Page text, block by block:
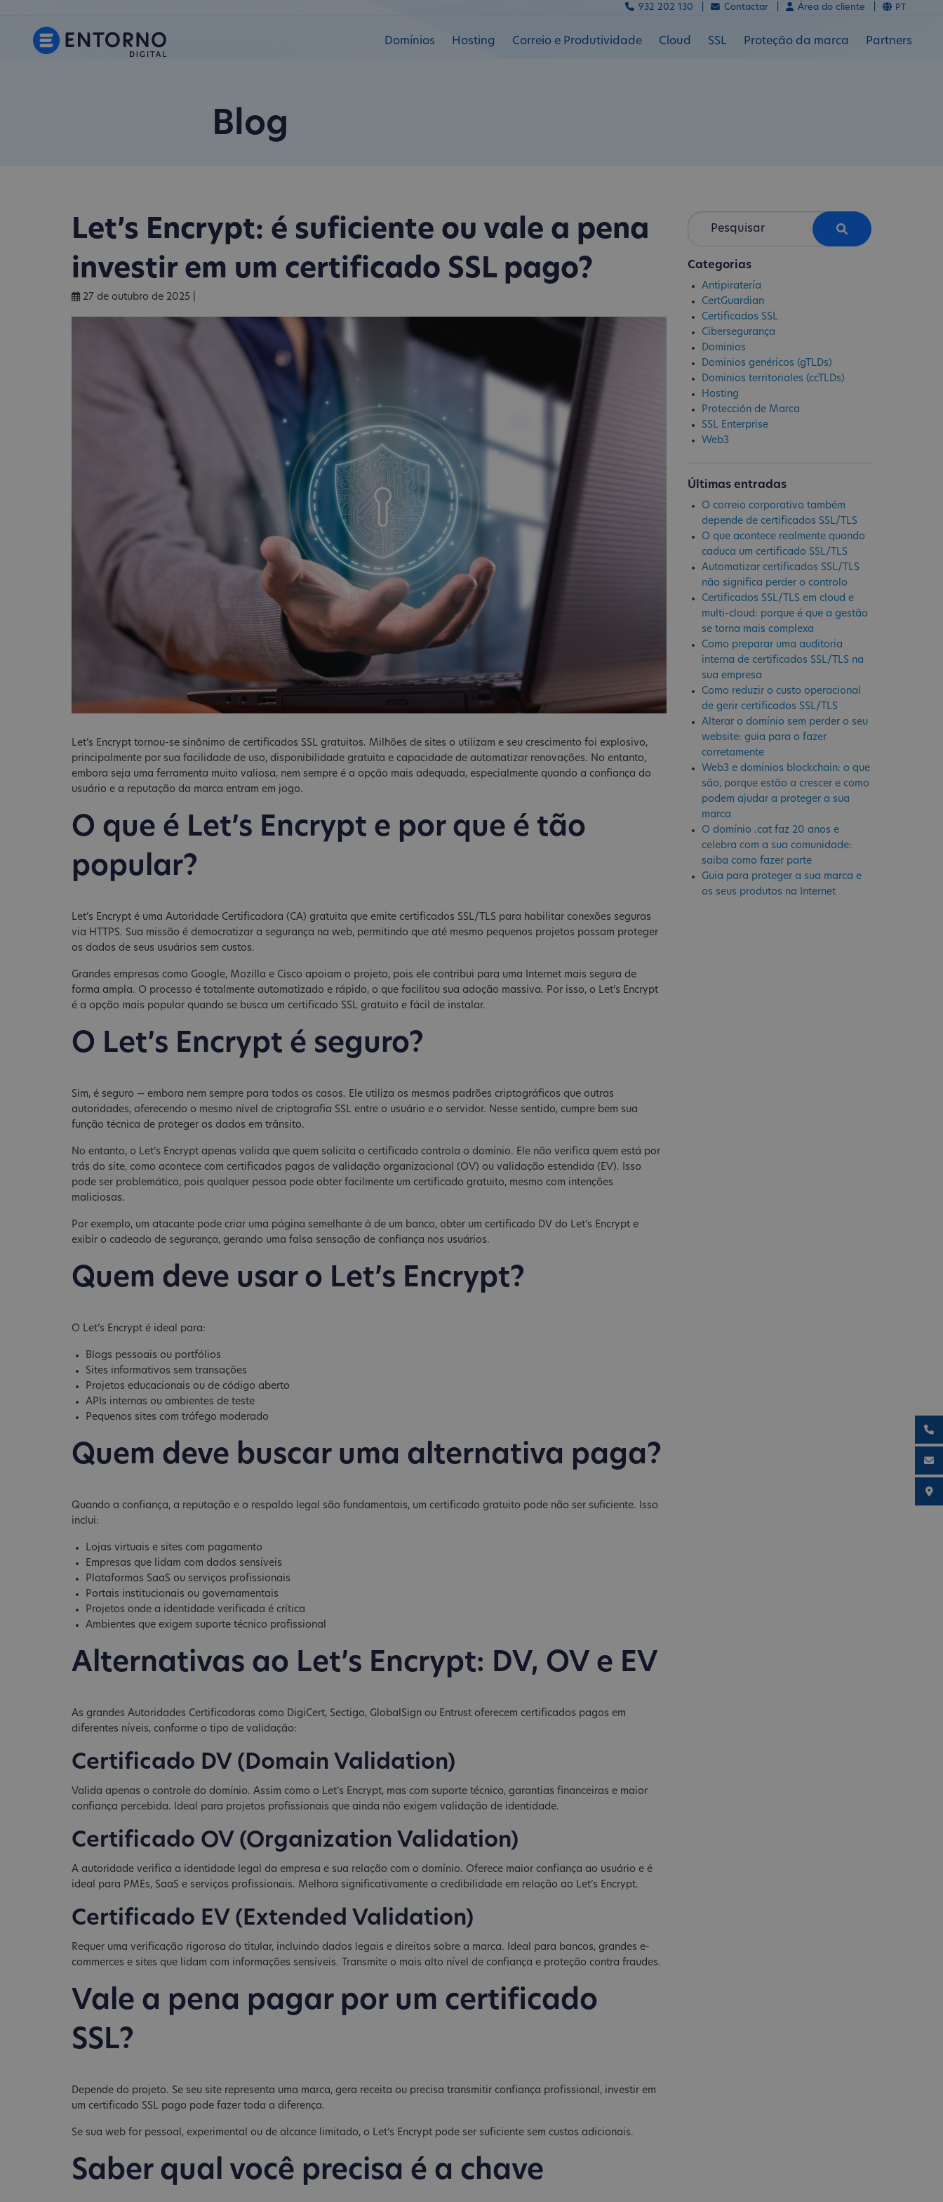
Domínios Hosting Correio e Produtividade Cloud SSL Proteção da marca Partners
932 202 130 | Contactar | Área do cliente | PT
Blog
Let’s Encrypt: é suficiente ou vale a pena
investir em um certificado SSL pago?
27 de outubro de 2025
Let’s Encrypt tornou-se sinônimo de certificados SSL gratuitos. Milhões de sites o utilizam e seu crescimento foi explosivo,
principalmente por sua facilidade de uso, disponibilidade gratuita e capacidade de automatizar renovações. No entanto,
embora seja uma ferramenta muito valiosa, nem sempre é a opção mais adequada, especialmente quando a confiança do
usuário e a reputação da marca entram em jogo.
O que é Let’s Encrypt e por que é tão
popular?
Let’s Encrypt é uma Autoridade Certificadora (CA) gratuita que emite certificados SSL/TLS para habilitar conexões seguras
via HTTPS. Sua missão é democratizar a segurança na web, permitindo que até mesmo pequenos projetos possam proteger
os dados de seus usuários sem custos.
Grandes empresas como Google, Mozilla e Cisco apoiam o projeto, pois ele contribui para uma Internet mais segura de
forma ampla. O processo é totalmente automatizado e rápido, o que facilitou sua adoção massiva. Por isso, o Let’s Encrypt
é a opção mais popular quando se busca um certificado SSL gratuito e fácil de instalar.
O Let’s Encrypt é seguro?
Sim, é seguro — embora nem sempre para todos os casos. Ele utiliza os mesmos padrões criptográficos que outras
autoridades, oferecendo o mesmo nível de criptografia SSL entre o usuário e o servidor. Nesse sentido, cumpre bem sua
função técnica de proteger os dados em trânsito.
No entanto, o Let’s Encrypt apenas valida que quem solicita o certificado controla o domínio. Ele não verifica quem está por
trás do site, como acontece com certificados pagos de validação organizacional (OV) ou validação estendida (EV). Isso
pode ser problemático, pois qualquer pessoa pode obter facilmente um certificado gratuito, mesmo com intenções
maliciosas.
Por exemplo, um atacante pode criar uma página semelhante à de um banco, obter um certificado DV do Let’s Encrypt e
exibir o cadeado de segurança, gerando uma falsa sensação de confiança nos usuários.
Quem deve usar o Let’s Encrypt?
O Let’s Encrypt é ideal para:
Blogs pessoais ou portfólios
Sites informativos sem transações
Projetos educacionais ou de código aberto
APIs internas ou ambientes de teste
Pequenos sites com tráfego moderado
Quem deve buscar uma alternativa paga?
Quando a confiança, a reputação e o respaldo legal são fundamentais, um certificado gratuito pode não ser suficiente. Isso
inclui:
Lojas virtuais e sites com pagamento
Empresas que lidam com dados sensíveis
Plataformas SaaS ou serviços profissionais
Portais institucionais ou governamentais
Projetos onde a identidade verificada é crítica
Ambientes que exigem suporte técnico profissional
Alternativas ao Let’s Encrypt: DV, OV e EV
As grandes Autoridades Certificadoras como DigiCert, Sectigo, GlobalSign ou Entrust oferecem certificados pagos em
diferentes níveis, conforme o tipo de validação:
Certificado DV (Domain Validation)
Valida apenas o controle do domínio. Assim como o Let’s Encrypt, mas com suporte técnico, garantias financeiras e maior
confiança percebida. Ideal para projetos profissionais que ainda não exigem validação de identidade.
Certificado OV (Organization Validation)
A autoridade verifica a identidade legal da empresa e sua relação com o domínio. Oferece maior confiança ao usuário e é
ideal para PMEs, SaaS e serviços profissionais. Melhora significativamente a credibilidade em relação ao Let’s Encrypt.
Certificado EV (Extended Validation)
Requer uma verificação rigorosa do titular, incluindo dados legais e direitos sobre a marca. Ideal para bancos, grandes e-
commerces e sites que lidam com informações sensíveis. Transmite o mais alto nível de confiança e proteção contra fraudes.
Vale a pena pagar por um certificado
SSL?
Depende do projeto. Se seu site representa uma marca, gera receita ou precisa transmitir confiança profissional, investir em
um certificado SSL pago pode fazer toda a diferença.
Se sua web for pessoal, experimental ou de alcance limitado, o Let’s Encrypt pode ser suficiente sem custos adicionais.
Saber qual você precisa é a chave
Categorias
Antipiratería
CertGuardian
Certificados SSL
Cibersegurança
Dominios
Dominios genéricos (gTLDs)
Dominios territoriales (ccTLDs)
Hosting
Protección de Marca
SSL Enterprise
Web3
Últimas entradas
O correio corporativo também
depende de certificados SSL/TLS
O que acontece realmente quando
caduca um certificado SSL/TLS
Automatizar certificados SSL/TLS
não significa perder o controlo
Certificados SSL/TLS em cloud e
multi-cloud: porque é que a gestão
se torna mais complexa
Como preparar uma auditoria
interna de certificados SSL/TLS na
sua empresa
Como reduzir o custo operacional
de gerir certificados SSL/TLS
Alterar o domínio sem perder o seu
website: guia para o fazer
corretamente
Web3 e domínios blockchain: o que
são, porque estão a crescer e como
podem ajudar a proteger a sua
marca
O domínio .cat faz 20 anos e
celebra com a sua comunidade:
saiba como fazer parte
Guia para proteger a sua marca e
os seus produtos na Internet